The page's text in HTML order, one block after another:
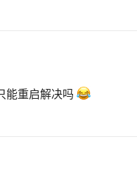
能重启解决吗